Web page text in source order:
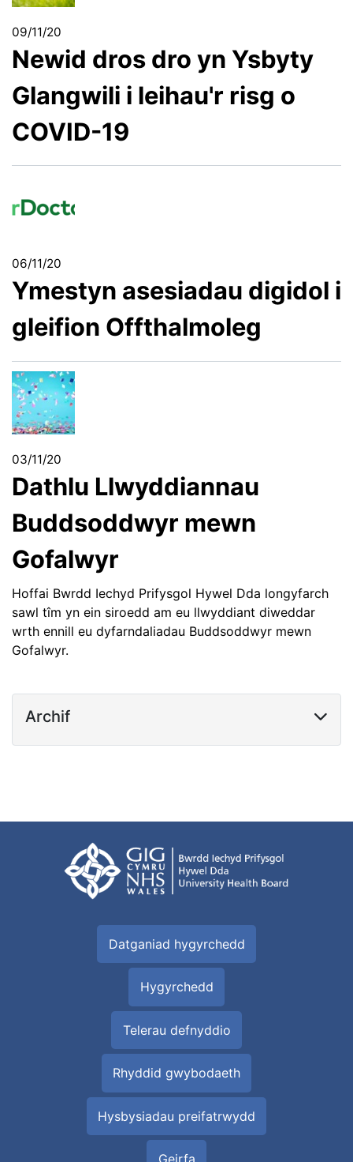
09/11/20
Newid dros dro yn Ysbyty
Glangwili i leihau'r risg o
COVID-19
06/11/20
Ymestyn asesiadau digidol i
gleifion Offthalmoleg
03/11/20
Dathlu Llwyddiannau
Buddsoddwyr mewn
Gofalwyr
Hoffai Bwrdd Iechyd Prifysgol Hywel Dda longyfarch
sawl tîm yn ein siroedd am eu llwyddiant diweddar
wrth ennill eu dyfarndaliadau Buddsoddwyr mewn
Gofalwyr.
Archif
Datganiad hygyrchedd
Hygyrchedd
Telerau defnyddio
Rhyddid gwybodaeth
Hysbysiadau preifatrwydd